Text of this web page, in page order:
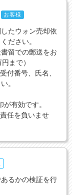
お客様
たウォン売却依
ださい。
留での郵送をお
まで）
付番号、氏名、
。
有効です。
任を負いませ
るかの検証を行